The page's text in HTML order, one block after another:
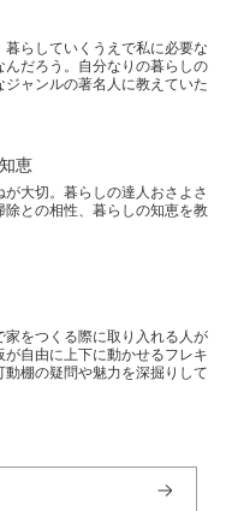
らしていくうえで私に必要な
んだろう。自分なりの暮らしの
ャンルの著名人に教えていた
恵
大切。暮らしの達人おさよさ
除との相性、暮らしの知恵を教
をつくる際に取り入れる人が
自由に上下に動かせるフレキ
動棚の疑問や魅力を深掘りして